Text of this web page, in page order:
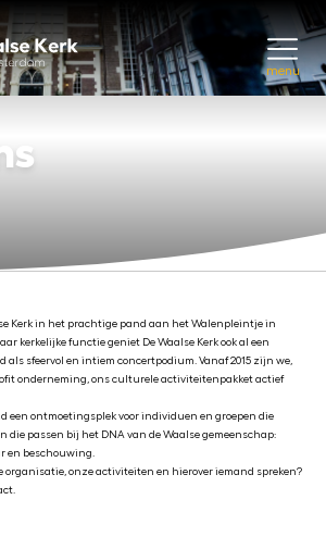
menu
Kerk in het prachtige pand aan het Walenpleintje in
kerkelijke functie geniet De Waalse Kerk ook al een
sfeervol en intiem concertpodium. Vanaf 2015 zijn we,
onderneming, ons culturele activiteitenpakket actief
een ontmoetingsplek voor individuen en groepen die
die passen bij het DNA van de Waalse gemeenschap:
en beschouwing.
organisatie, onze activiteiten en hierover iemand spreken?
.